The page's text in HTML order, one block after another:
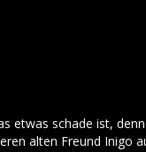
etwas schade ist,
alten Freund Inigo